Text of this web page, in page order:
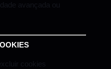
avançada ou
cookies